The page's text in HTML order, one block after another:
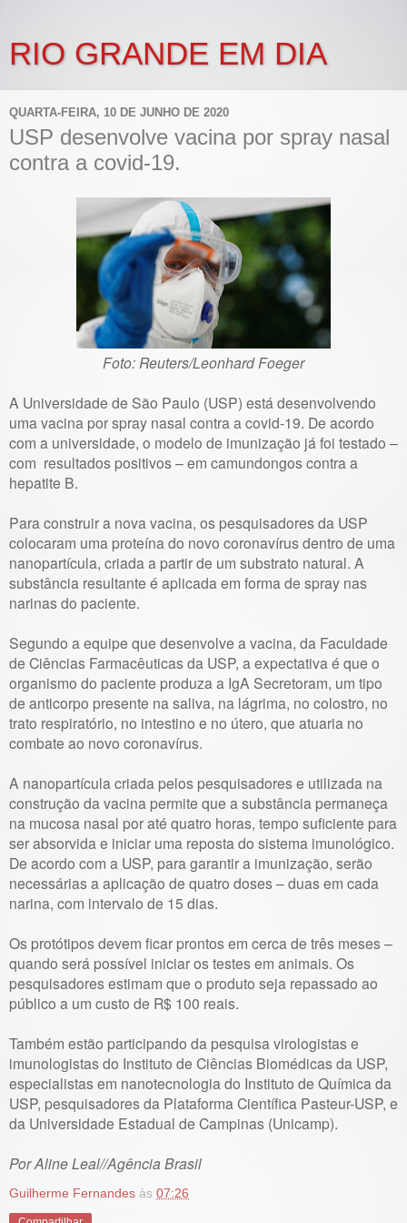
RIO GRANDE EM DIA
QUARTA-FEIRA, 10 DE JUNHO DE 2020
USP desenvolve vacina por spray nasal
contra a covid-19.
Foto: Reuters/Leonhard Foeger
A Universidade de São Paulo (USP) está desenvolvendo
uma vacina por spray nasal contra a covid-19. De acordo
com a universidade, o modelo de imunização já foi testado –
com resultados positivos – em camundongos contra a
hepatite B.
Para construir a nova vacina, os pesquisadores da USP
colocaram uma proteína do novo coronavírus dentro de uma
nanopartícula, criada a partir de um substrato natural. A
substância resultante é aplicada em forma de spray nas
narinas do paciente.
Segundo a equipe que desenvolve a vacina, da Faculdade
de Ciências Farmacêuticas da USP, a expectativa é que o
organismo do paciente produza a IgA Secretoram, um tipo
de anticorpo presente na saliva, na lágrima, no colostro, no
trato respiratório, no intestino e no útero, que atuaria no
combate ao novo coronavírus.
A nanopartícula criada pelos pesquisadores e utilizada na
construção da vacina permite que a substância permaneça
na mucosa nasal por até quatro horas, tempo suficiente para
ser absorvida e iniciar uma reposta do sistema imunológico.
De acordo com a USP, para garantir a imunização, serão
necessárias a aplicação de quatro doses – duas em cada
narina, com intervalo de 15 dias.
Os protótipos devem ficar prontos em cerca de três meses –
quando será possível iniciar os testes em animais. Os
pesquisadores estimam que o produto seja repassado ao
público a um custo de R$ 100 reais.
Também estão participando da pesquisa virologistas e
imunologistas do Instituto de Ciências Biomédicas da USP,
especialistas em nanotecnologia do Instituto de Química da
USP, pesquisadores da Plataforma Científica Pasteur-USP, e
da Universidade Estadual de Campinas (Unicamp).
Por Aline Leal//Agência Brasil
Guilherme Fernandes às 07:26